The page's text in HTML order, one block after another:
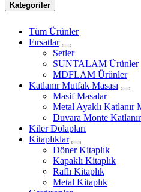
Kategoriler
Tüm Ürünler
Fırsatlar
Setler
SUNTALAM Ürünler
MDFLAM Ürünler
Katlanır Mutfak Masası
Masif Masalar
Metal Ayaklı Katlanır
Duvara Monte
Kiler Dolapları
Kitaplıklar
Döner Kitaplık
Kapaklı Kitaplık
Raflı Kitaplık
Metal Kitaplık